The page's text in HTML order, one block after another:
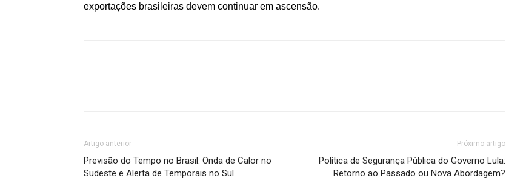
exportações brasileiras devem continuar em ascensão.
Artigo anterior
Previsão do Tempo no Brasil: Onda de Calor no
Sudeste e Alerta de Temporais no Sul
Próximo artigo
Política de Segurança Pública do Governo Lula:
Retorno ao Passado ou Nova Abordagem?